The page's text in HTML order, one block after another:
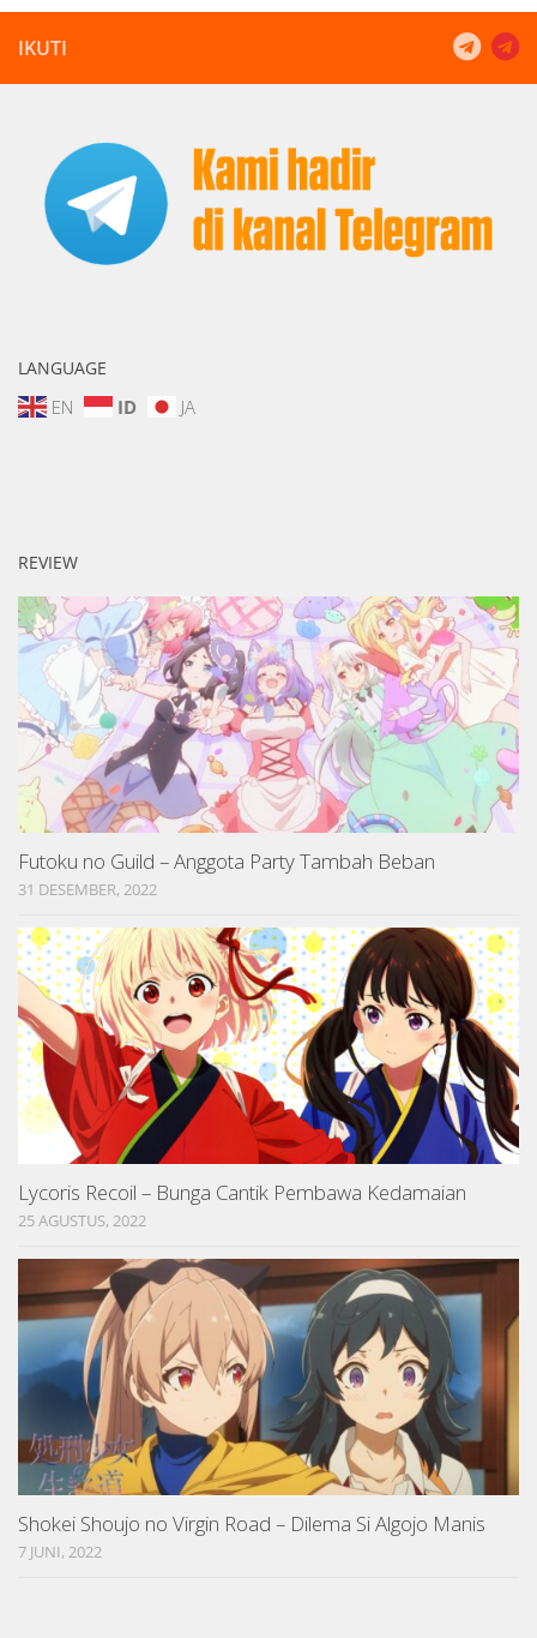
IKUTI
LANGUAGE
EN ID JA
REVIEW
Futoku no Guild – Anggota Party Tambah Beban
31 DESEMBER, 2022
Lycoris Recoil – Bunga Cantik Pembawa Kedamaian
25 AGUSTUS, 2022
Shokei Shoujo no Virgin Road – Dilema Si Algojo Manis
7 JUNI, 2022